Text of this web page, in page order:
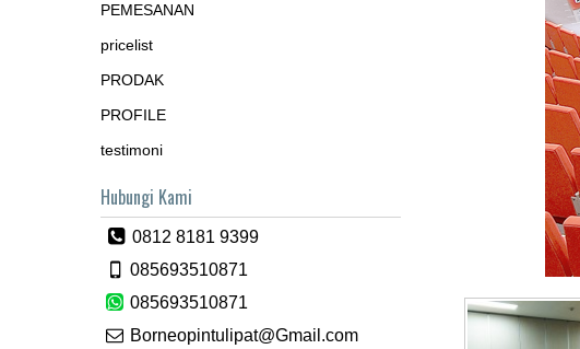
PEMESANAN
pricelist
PRODAK
PROFILE
testimoni
Hubungi Kami
0812 8181 9399
085693510871
085693510871
Borneopintulipat@Gmail.com